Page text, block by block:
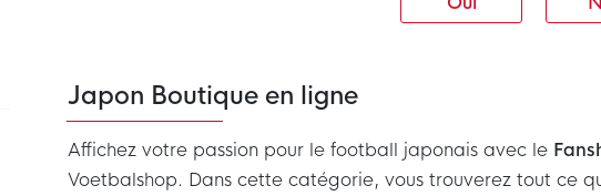
Japon Boutique en ligne
Affichez votre passion pour le football japonais avec le
Voetbalshop. Dans cette catégorie, vous trouverez tout ce